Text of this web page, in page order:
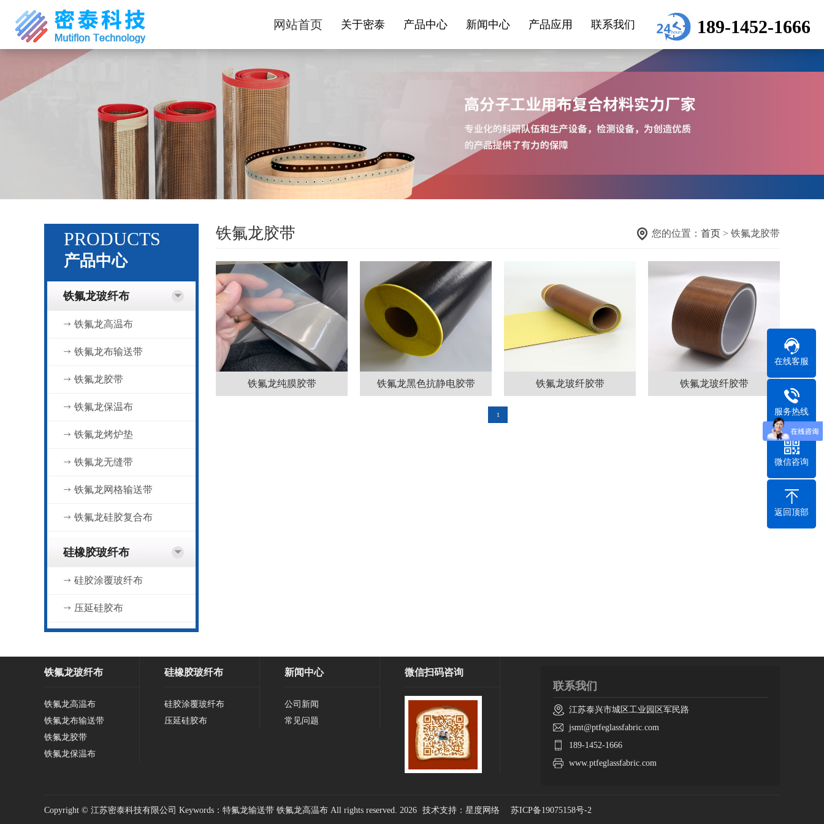
189-1452-1666
网站首页 关于密泰 产品中心 新闻中心 产品应用 联系我们
PRODUCTS
产品中心
铁氟龙玻纤布
铁氟龙高温布
铁氟龙布输送带
铁氟龙胶带
铁氟龙保温布
铁氟龙烤炉垫
铁氟龙无缝带
铁氟龙网格输送带
铁氟龙硅胶复合布
硅橡胶玻纤布
硅胶涂覆玻纤布
压延硅胶布
铁氟龙胶带 您的位置： 首页 > 铁氟龙胶带
铁氟龙纯膜胶带 铁氟龙黑色抗静电胶带 铁氟龙玻纤胶带 铁氟龙玻纤胶带
1
铁氟龙玻纤布
铁氟龙高温布
铁氟龙布输送带
铁氟龙胶带
铁氟龙保温布
硅橡胶玻纤布
硅胶涂覆玻纤布
压延硅胶布
新闻中心
公司新闻
常见问题
微信扫码咨询
联系我们
江苏泰兴市城区工业园区军民路
jsmt@ptfeglassfabric.com
189-1452-1666
www.ptfeglassfabric.com
Copyright © 江苏密泰科技有限公司 Keywords：特氟龙输送带 铁氟龙高温布 All rights reserved. 2026 技术支持：星度网络 苏ICP备19075158号-2
在线客服
服务热线
微信咨询
返回顶部